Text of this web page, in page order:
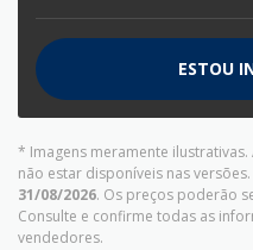
ESTOU
* Imagens meramente
não estar disponíveis nas
31/08/2026. Os preços poderão
Consulte e confirme todas as
vendedores.